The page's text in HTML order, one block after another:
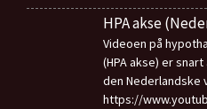
HPA akse
Videoen på
(HPA akse) er
den Nederlandske
https://